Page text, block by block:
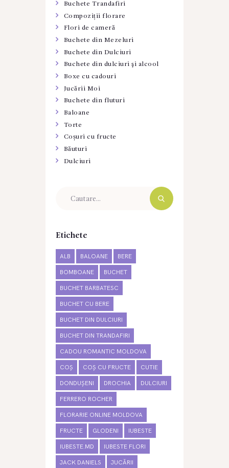
Buchete Trandafiri
Compoziții florare
Flori de cameră
Buchete din Mezeluri
Buchete din Dulciuri
Buchete din dulciuri şi alcool
Boxe cu cadouri
Jucării Moi
Buchete din fluturi
Baloane
Torte
Coșuri cu fructe
Băuturi
Dulciuri
Etichete
ALB BALOANE BERE
BOMBOANE BUCHET
BUCHET BARBATESC
BUCHET CU BERE
BUCHET DIN DULCIURI
BUCHET DIN TRANDAFIRI
CADOU ROMANTIC MOLDOVA
COȘ COȘ CU FRUCTE CUTIE
DONDUȘENI DROCHIA DULCIURI
FERRERO ROCHER
FLORARIE ONLINE MOLDOVA
FRUCTE GLODENI IUBESTE
IUBESTE.MD IUBESTE FLORI
JACK DANIELS JUCĂRII